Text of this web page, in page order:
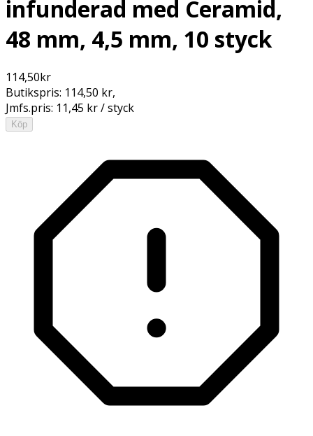
infunderad med Ceramid,
48 mm, 4,5 mm, 10 styck
114,50kr
Butikspris: 114,50 kr,
Jmfs.pris: 11,45 kr / styck
Köp